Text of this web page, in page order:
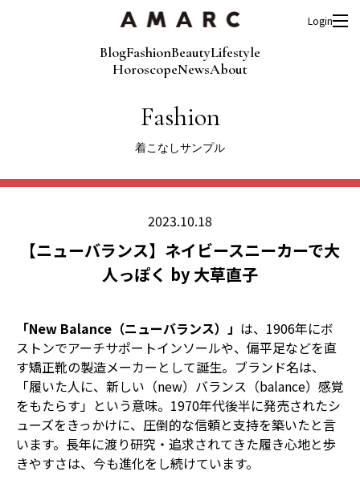
BlogFashionBeautyLifestyle
HoroscopeNewsAbout
Login
Fashion
着こなしサンプル
2023.10.18
【ニューバランス】ネイビースニーカーで大
人っぽく by 大草直子
「New Balance（ニューバランス）」 は、1906年にボ
ストンでアーチサポートインソールや、偏平足などを直
す矯正靴の製造メーカーとして誕生。ブランド名は、
「履いた人に、新しい（new）バランス（balance）感覚
をもたらす」という意味。1970年代後半に発売されたシ
ューズをきっかけに、圧倒的な信頼と支持を築いたと言
います。長年に渡り研究・追求されてきた履き心地と歩
きやすさは、今も進化をし続けています。